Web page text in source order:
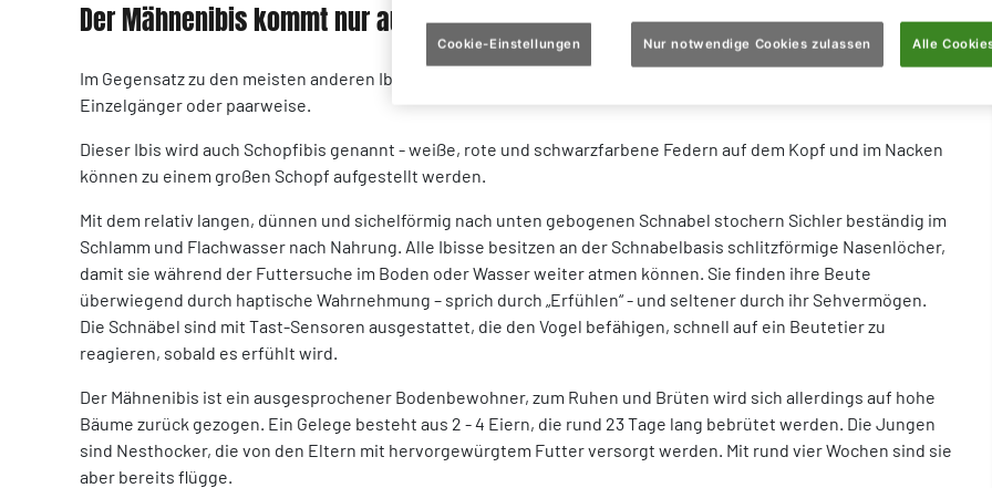
Der Mähnenibis kommt nur auf Madagaskar vor
Im Gegensatz zu den meisten anderen Ibis-Arten lebt der Mähnenibis nicht in großen Kolonien, sondern oft als
Einzelgänger oder paarweise.
Dieser Ibis wird auch Schopfibis genannt - weiße, rote und schwarzfarbene Federn auf dem Kopf und im Nacken
können zu einem großen Schopf aufgestellt werden.
Mit dem relativ langen, dünnen und sichelförmig nach unten gebogenen Schnabel stochern Sichler beständig im
Schlamm und Flachwasser nach Nahrung. Alle Ibisse besitzen an der Schnabelbasis schlitzförmige Nasenlöcher,
damit sie während der Futtersuche im Boden oder Wasser weiter atmen können. Sie finden ihre Beute
überwiegend durch haptische Wahrnehmung – sprich durch „Erfühlen“ - und seltener durch ihr Sehvermögen.
Die Schnäbel sind mit Tast-Sensoren ausgestattet, die den Vogel befähigen, schnell auf ein Beutetier zu
reagieren, sobald es erfühlt wird.
Der Mähnenibis ist ein ausgesprochener Bodenbewohner, zum Ruhen und Brüten wird sich allerdings auf hohe
Bäume zurück gezogen. Ein Gelege besteht aus 2 - 4 Eiern, die rund 23 Tage lang bebrütet werden. Die Jungen
sind Nesthocker, die von den Eltern mit hervorgewürgtem Futter versorgt werden. Mit rund vier Wochen sind sie
aber bereits flügge.
Nur notwendige Cookies zulassen Alle
Cookie-Einstellungen